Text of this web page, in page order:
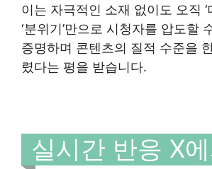
이는 자극적인 소재 없이도 오직 ‘
‘분위기’만으로 시청자를 압도할
증명하며 콘텐츠의 질적 수준을
렸다는 평을 받습니다.
실시간 반응 X